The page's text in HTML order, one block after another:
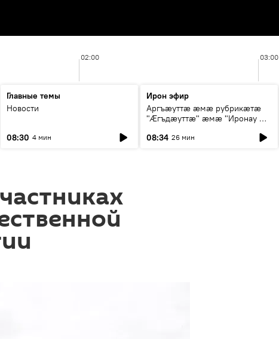
02:00 03:00
Главные темы
Новости
08:30 4 мин
Ирон эфир
Аргъæуттæ æмæ рубрикæтæ
"Æгъдæуттæ" æмæ "Иронау æй
08:34 26 мин